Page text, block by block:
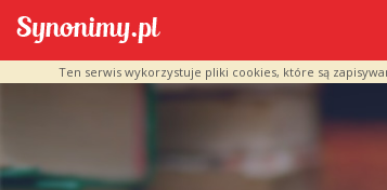
Ten serwis wykorzystuje pliki cookies, które są